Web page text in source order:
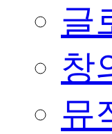
글
창
뮤